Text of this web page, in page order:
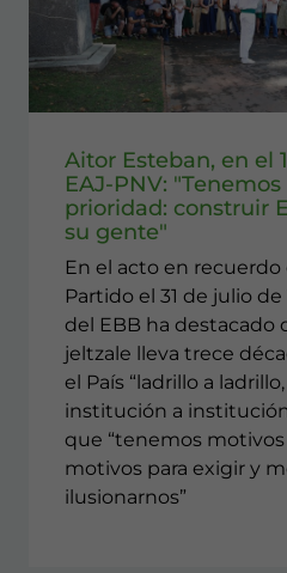
Aitor Esteban, en el
EAJ-PNV:
prioridad: construir
su gente"
En el acto en recuerdo
Partido el 31 de julio
del EBB ha destacado
jeltzale lleva trece
el País “ladrillo a
institución a
que “tenemos motivos
motivos para exigir y
ilusionarnos”